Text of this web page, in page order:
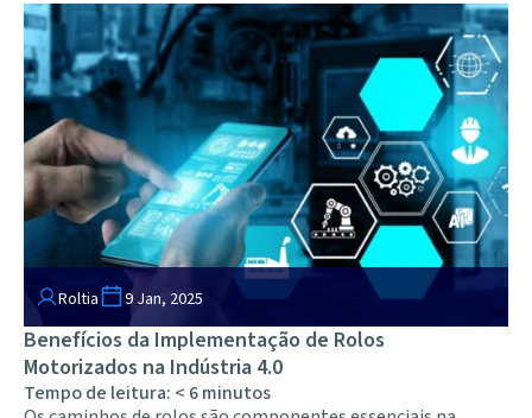
Roltia 9 Jan, 2025
Benefícios da Implementação de Rolos
Motorizados na Indústria 4.0
Tempo de leitura: < 6minutos